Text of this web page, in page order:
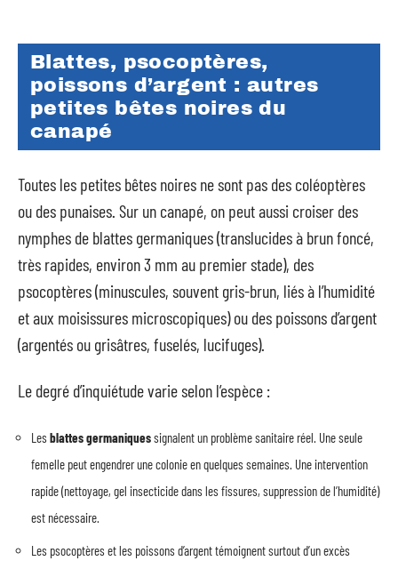
Blattes, psocoptères,
poissons d’argent : autres
petites bêtes noires du
canapé
Toutes les petites bêtes noires ne sont pas des coléoptères
ou des punaises. Sur un canapé, on peut aussi croiser des
nymphes de blattes germaniques (translucides à brun foncé,
très rapides, environ 3 mm au premier stade), des
psocoptères (minuscules, souvent gris-brun, liés à l’humidité
et aux moisissures microscopiques) ou des poissons d’argent
(argentés ou grisâtres, fuselés, lucifuges).
Le degré d’inquiétude varie selon l’espèce :
Les blattes germaniquessignalent un problème sanitaire réel. Une seule
femelle peut engendrer une colonie en quelques semaines. Une intervention
rapide (nettoyage, gel insecticide dans les fissures, suppression de l’humidité)
est nécessaire.
Les psocoptères et les poissons d’argent témoignent surtout d’un excès